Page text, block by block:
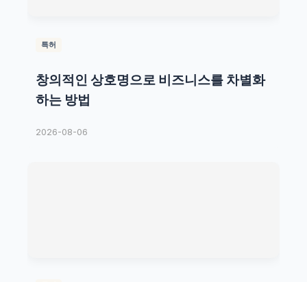
특허
창의적인 상호명으로 비즈니스를 차별화
하는 방법
2026-08-06